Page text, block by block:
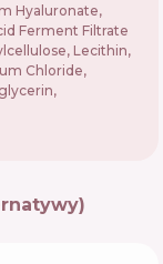
Hyaluronate,
Ferment Filtrate
Lecithin,
Chloride,